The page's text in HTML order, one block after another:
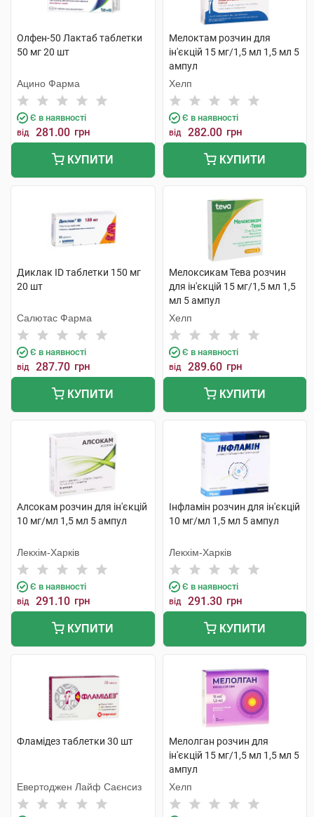
Олфен-50 Лактаб таблетки
50 мг 20 шт
Ацино Фарма
Є в наявності
від 281.00 грн
КУПИТИ
Мелоктам розчин для
ін'єкцій 15 мг/1,5 мл 1,5 мл 5
ампул
Хелп
Є в наявності
від 282.00 грн
КУПИТИ
Диклак ID таблетки 150 мг
20 шт
Салютас Фарма
Є в наявності
від 287.70 грн
КУПИТИ
Мелоксикам Тева розчин
для ін'єкцій 15 мг/1,5 мл 1,5
мл 5 ампул
Хелп
Є в наявності
від 289.60 грн
КУПИТИ
Алсокам розчин для ін'єкцій
10 мг/мл 1,5 мл 5 ампул
Лекхім-Харків
Є в наявності
від 291.10 грн
КУПИТИ
Інфламін розчин для ін'єкцій
10 мг/мл 1,5 мл 5 ампул
Лекхім-Харків
Є в наявності
від 291.30 грн
КУПИТИ
Фламідез таблетки 30 шт
Евертоджен Лайф Саєнсиз
Мелолган розчин для
ін'єкцій 15 мг/1,5 мл 1,5 мл 5
ампул
Хелп